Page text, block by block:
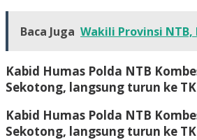
Baca Juga Wakili Provinsi
Kabid Humas Polda NTB
Sekotong, langsung turun ke
Kabid Humas Polda NTB
Sekotong, langsung turun ke